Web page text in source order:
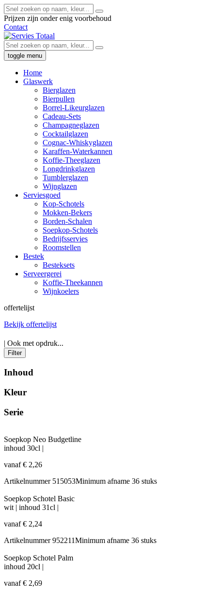
Prijzen zijn onder enig voorbehoud
Contact
toggle menu
Home
Glaswerk
Bierglazen
Bierpullen
Borrel-Likeurglazen
Cadeau-Sets
Champagneglazen
Cocktailglazen
Cognac-Whiskyglazen
Karaffen-Waterkannen
Koffie-Theeglazen
Longdrinkglazen
Tumblerglazen
Wijnglazen
Serviesgoed
Kop-Schotels
Mokken-Bekers
Borden-Schalen
Soepkop-Schotels
Bedrijfsservies
Roomstellen
Bestek
Besteksets
Serveergerei
Koffie-Theekannen
Wijnkoelers
offertelijst
Bekijk offertelijst
| Ook met opdruk...
Filter
Inhoud
Kleur
Serie
Soepkop Neo Budgetline
inhoud 30cl |
vanaf€ 2,26
Artikelnummer 515053Minimum afname 36 stuks
Soepkop Schotel Basic
wit | inhoud 31cl |
vanaf€ 2,24
Artikelnummer952211Minimum afname 36 stuks
Soepkop Schotel Palm
inhoud 20cl |
vanaf€ 2,69